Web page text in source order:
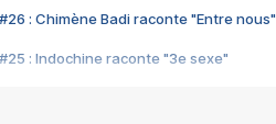
#26 : Chimène Badi raconte "Entre nous"
#25 : Indochine raconte "3e sexe"